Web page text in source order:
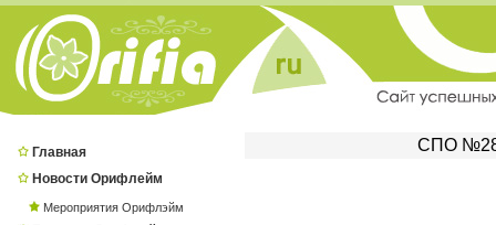
Главная
Новости Орифлейм
Мероприятия Орифлэйм
СПО